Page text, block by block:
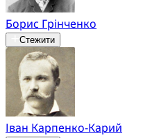
Борис Грінченко
Стежити
Іван Карпенко-Карий